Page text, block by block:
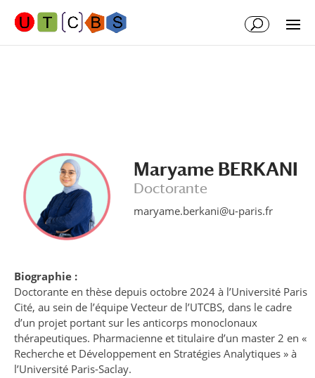
Maryame BERKANI
Doctorante
maryame.berkani@u-paris.fr
Biographie :
Doctorante en thèse depuis octobre 2024 à l’Université Paris
Cité, au sein de l’équipe Vecteur de l’UTCBS, dans le cadre
d’un projet portant sur les anticorps monoclonaux
thérapeutiques. Pharmacienne et titulaire d’un master 2 en «
Recherche et Développement en Stratégies Analytiques » à
l’Université Paris-Saclay.